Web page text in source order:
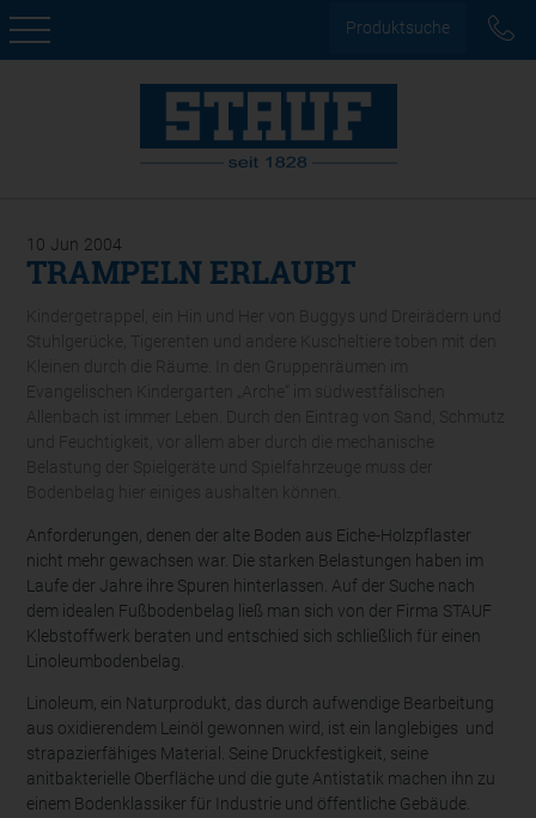
Produktsuche
10 Jun 2004
TRAMPELN ERLAUBT
Kindergetrappel, ein Hin und Her von Buggys und Dreirädern und
Stuhlgerücke, Tigerenten und andere Kuscheltiere toben mit den
Kleinen durch die Räume. In den Gruppenräumen im
Evangelischen Kindergarten „Arche“ im südwestfälischen
Allenbach ist immer Leben. Durch den Eintrag von Sand, Schmutz
und Feuchtigkeit, vor allem aber durch die mechanische
Belastung der Spielgeräte und Spielfahrzeuge muss der
Bodenbelag hier einiges aushalten können.
Anforderungen, denen der alte Boden aus Eiche-Holzpflaster
nicht mehr gewachsen war. Die starken Belastungen haben im
Laufe der Jahre ihre Spuren hinterlassen. Auf der Suche nach
dem idealen Fußbodenbelag ließ man sich von der Firma STAUF
Klebstoffwerk beraten und entschied sich schließlich für einen
Linoleumbodenbelag.
Linoleum, ein Naturprodukt, das durch aufwendige Bearbeitung
aus oxidierendem Leinöl gewonnen wird, ist ein langlebiges und
strapazierfähiges Material. Seine Druckfestigkeit, seine
anitbakterielle Oberfläche und die gute Antistatik machen ihn zu
einem Bodenklassiker für Industrie und öffentliche Gebäude.